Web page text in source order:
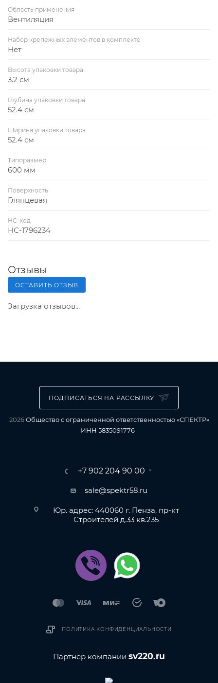
Область применения
Вентиляция
Набор крепежных элементов в комплекте
Нет
Высота упаковки товара
3.2 см
Глубина упаковки товара
52.4 см
Ширина упаковки товара
52.4 см
Типоразмер
600 мм
Поверхность
Глянцевая
НС-код
НС-1796234
Отзывы
ОСТАВИТЬ ОТЗЫВ
Загрузка отзывов...
ПОДПИСАТЬСЯ НА РАССЫЛКУ
2026Общество с ограниченной ответственностью «СПЕКТР»
ИНН 5835091776
+7 902 204 90 00
sale@spektr58.ru
Юр. адрес: 440060 г. Пенза, пр-кт
Строителей д.33 кв.235
ПОЛИТИКА КОНФИДЕНЦИАЛЬНОСТИ
Партнер компании sv220.ru